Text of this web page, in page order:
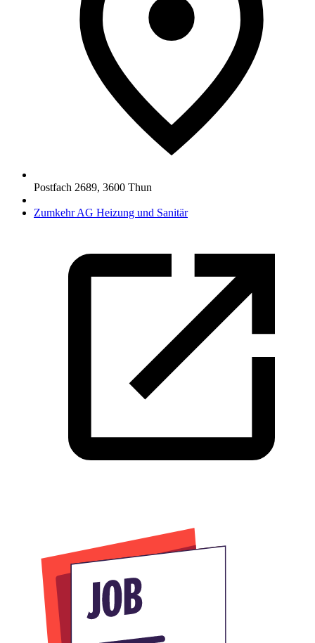
Postfach 2689, 3600 Thun
Zumkehr AG Heizung und Sanitär